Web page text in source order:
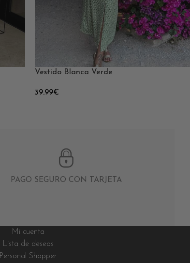
Vestido Blanca Verde
39.99€
PAGO SEGURO CON TARJETA
Mi cuenta
Lista de deseos
Personal Shopper